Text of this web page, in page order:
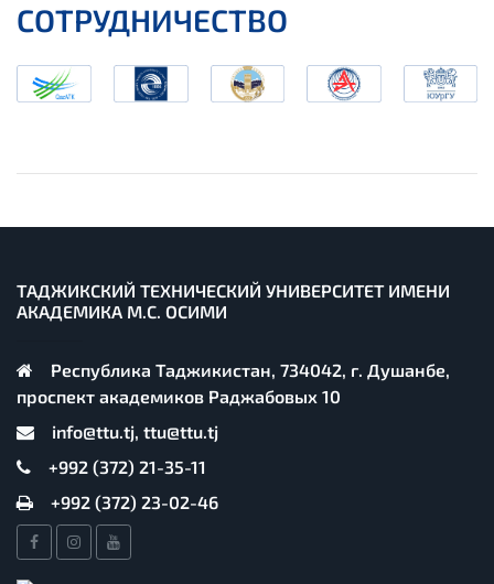
СОТРУДНИЧЕСТВО
ТАДЖИКСКИЙ ТЕХНИЧЕСКИЙ УНИВЕРСИТЕТ ИМЕНИ
АКАДЕМИКА М.С. ОСИМИ
Республика Таджикистан, 734042, г. Душанбе,
проспект академиков Раджабовых 10
info@ttu.tj, ttu@ttu.tj
+992 (372) 21-35-11
+992 (372) 23-02-46